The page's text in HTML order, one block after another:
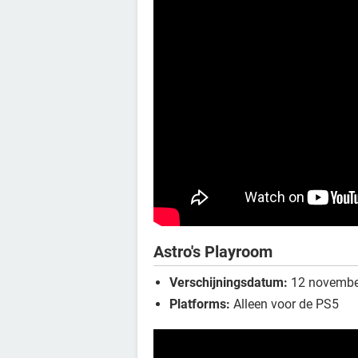
Astro's Playroom
Verschijningsdatum: 12
Platforms: Alleen voor de PS5